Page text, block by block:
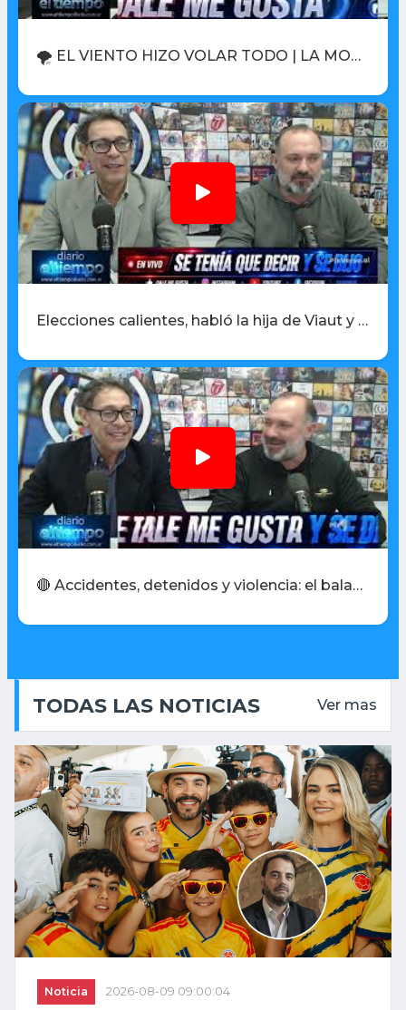
🌪️ EL VIENTO HIZO VOLAR TODO | LA MOTO QUE NO ERA ROBADA | AGRAVAN ACUSACIÓN POR BALEAR A UNA NENA
Elecciones calientes, habló la hija de Viaut y cierra una histórica fábrica
🔴 Accidentes, detenidos y violencia: el balance de un fin de semana agitado
TODAS LAS NOTICIAS Ver mas
Noticia 2026-08-09 09:00:04